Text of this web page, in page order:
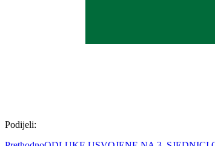
Podijeli: